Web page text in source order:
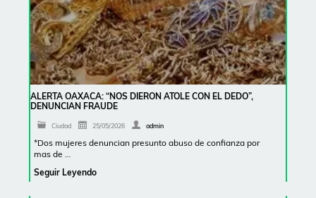
ALERTA OAXACA: “NOS DIERON ATOLE CON EL DEDO”,
DENUNCIAN FRAUDE
Ciudad 25/05/2026 admin
*Dos mujeres denuncian presunto abuso de confianza por
mas de …
Seguir Leyendo